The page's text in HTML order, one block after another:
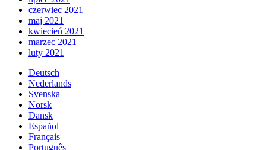
czerwiec 2021
maj 2021
kwiecień 2021
marzec 2021
luty 2021
Deutsch
Nederlands
Svenska
Norsk
Dansk
Español
Français
Português